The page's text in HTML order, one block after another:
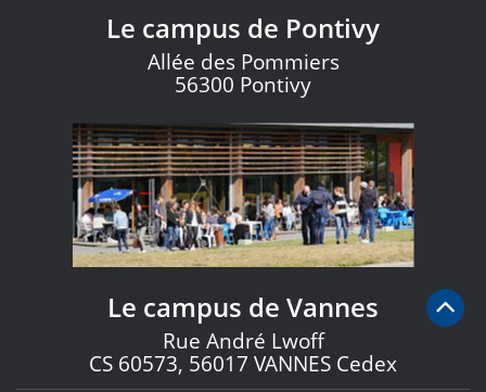
Le campus de Pontivy
Allée des Pommiers
56300 Pontivy
Le campus de Vannes
Rue André Lwoff
CS 60573, 56017 VANNES Cedex